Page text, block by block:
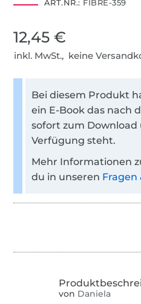
ART.NR.: FIBRE-359
12,45 €
inkl. MwSt., keine
Bei diesem Produkt
ein E-Book das nach
sofort zum
Verfügung steht.
Mehr Informationen
du in unseren Fragen
von Daniela